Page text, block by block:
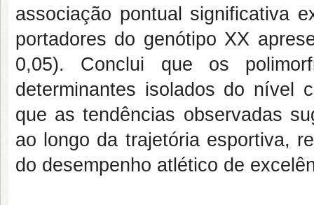
associação pontual significativa
portadores do genótipo XX
0,05). Conclui que os
determinantes isolados do nível
que as tendências observadas
ao longo da trajetória esportiva,
do desempenho atlético de